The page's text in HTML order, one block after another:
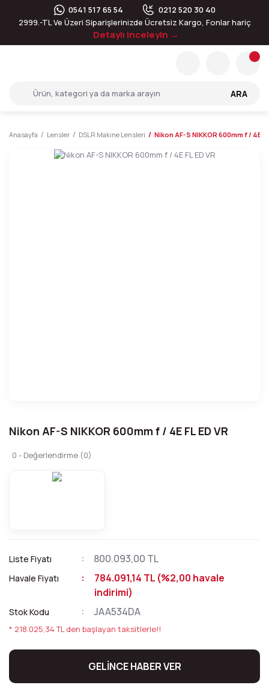
0541 517 65 54
0212 520 30 40
2999.-TL Ve Üzeri Siparişlerinizde Ücretsiz Kargo, Fonlar hariç
Detaylı inceleyin →
ARA
Anasayfa Lensler DSLR Makine Lensleri Nikon AF-S NIKKOR 600mm f / 4E FL
Nikon AF-S NIKKOR 600mm f / 4E FL ED VR
0 - Değerlendirme (0)
Liste Fiyatı 800.093,00 TL
Havale Fiyatı
784.091,14 TL (%2,00 havale
indirimi)
Stok Kodu JAA534DA
* 218.025,34 TL den başlayan taksitlerle!!
GELİNCE HABER VER